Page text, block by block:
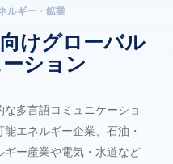
ルギー・鉱業
けグローバル
ション
な多言語コミュニケーショ
エネルギー企業、石油・
ギー産業や電気・水道など